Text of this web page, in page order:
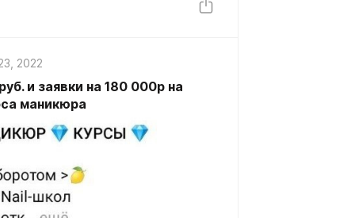
2022
и заявки на 180 000р на
маникюра